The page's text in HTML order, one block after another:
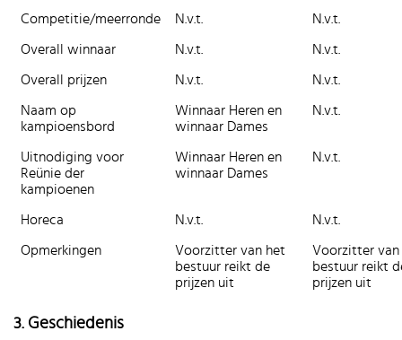
Competitie/meerronde N.v.t. N.v.t.
Overall winnaar N.v.t. N.v.t.
Overall prijzen N.v.t. N.v.t.
Naam op
kampioensbord
Winnaar Heren en
winnaar Dames
N.v.t.
Uitnodiging voor
Reünie der
kampioenen
Winnaar Heren en
winnaar Dames
N.v.t.
Horeca N.v.t. N.v.t.
Opmerkingen
Voorzitter van het
bestuur reikt de
prijzen uit
Voorzitter van
bestuur reikt
prijzen uit
3. Geschiedenis